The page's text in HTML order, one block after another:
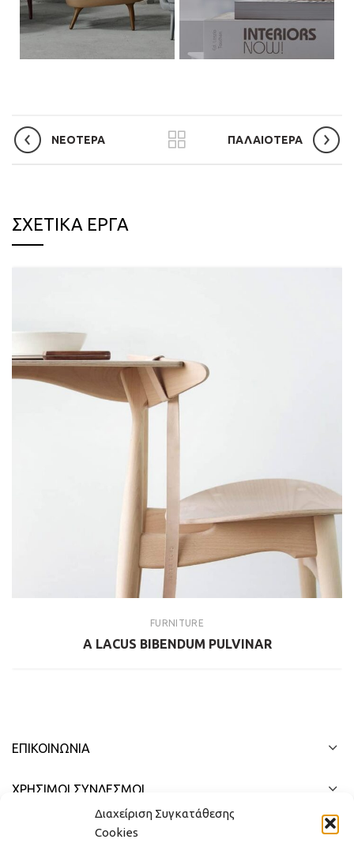
Διαχείριση Συγκατάθεσης
Cookies
ΝΕΌΤΕΡΑ ΠΑΛΑΙΌΤΕΡΑ
ΣΧΕΤΙΚΆ ΈΡΓΑ
FURNITURE
A LACUS BIBENDUM PULVINAR
ΕΠΙΚΟΙΝΩΝΊΑ
ΧΡΗΣΙΜΟΙ ΣΥΝΔΕΣΜΟΙ
ΓΡΉΓΟΡΟ ΜΕΝΟΎ